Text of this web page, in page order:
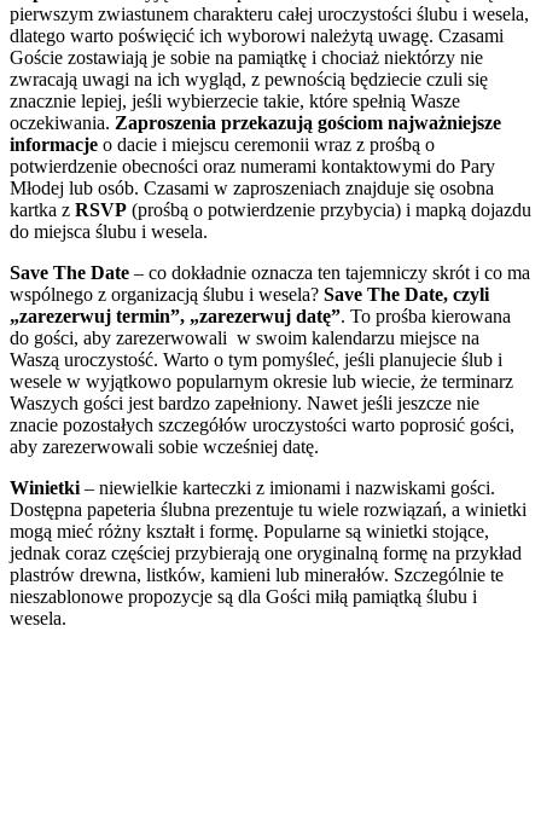
pierwszym zwiastunem charakteru całej uroczystości ślubu i wesela,
dlatego warto poświęcić ich wyborowi należytą uwagę. Czasami
Goście zostawiają je sobie na pamiątkę i chociaż niektórzy nie
zwracają uwagi na ich wygląd, z pewnością będziecie czuli się
znacznie lepiej, jeśli wybierzecie takie, które spełnią Wasze
oczekiwania. Zaproszenia przekazują gościom najważniejsze
informacje o dacie i miejscu ceremonii wraz z prośbą o
potwierdzenie obecności oraz numerami kontaktowymi do Pary
Młodej lub osób. Czasami w zaproszeniach znajduje się osobna
kartka z RSVP (prośbą o potwierdzenie przybycia) i mapką dojazdu
do miejsca ślubu i wesela.
Save The Date – co dokładnie oznacza ten tajemniczy skrót i co ma
wspólnego z organizacją ślubu i wesela? Save The Date, czyli
„zarezerwuj termin”, „zarezerwuj datę”. To prośba kierowana
do gości, aby zarezerwowali w swoim kalendarzu miejsce na
Waszą uroczystość. Warto o tym pomyśleć, jeśli planujecie ślub i
wesele w wyjątkowo popularnym okresie lub wiecie, że terminarz
Waszych gości jest bardzo zapełniony. Nawet jeśli jeszcze nie
znacie pozostałych szczegółów uroczystości warto poprosić gości,
aby zarezerwowali sobie wcześniej datę.
Winietki – niewielkie karteczki z imionami i nazwiskami gości.
Dostępna papeteria ślubna prezentuje tu wiele rozwiązań, a winietki
mogą mieć różny kształt i formę. Popularne są winietki stojące,
jednak coraz częściej przybierają one oryginalną formę na przykład
plastrów drewna, listków, kamieni lub minerałów. Szczególnie te
nieszablonowe propozycje są dla Gości miłą pamiątką ślubu i
wesela.